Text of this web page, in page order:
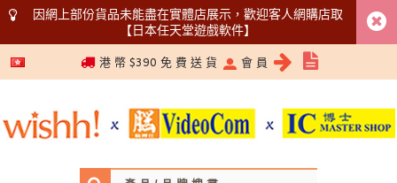
因網上部份貨品未能盡在實體店展示，歡迎客人網購店取
【日本任天堂遊戲軟件】
5366 1340
港 幣 $390 免 費 送 貨 會 員